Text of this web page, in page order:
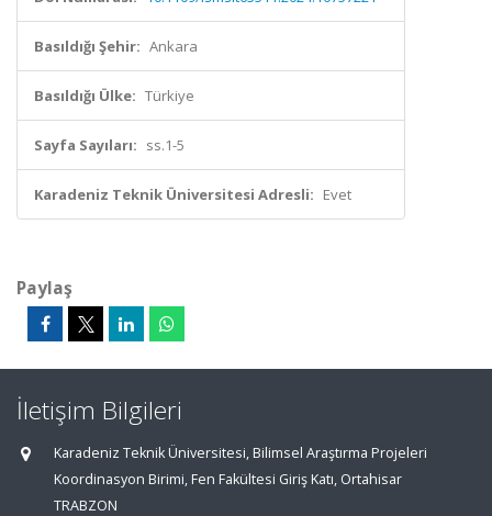
Basıldığı Şehir: Ankara
Basıldığı Ülke: Türkiye
Sayfa Sayıları: ss.1-5
Karadeniz Teknik Üniversitesi Adresli: Evet
Paylaş
İletişim Bilgileri
Karadeniz Teknik Üniversitesi, Bilimsel Araştırma Projeleri
Koordinasyon Birimi, Fen Fakültesi Giriş Katı, Ortahisar
TRABZON